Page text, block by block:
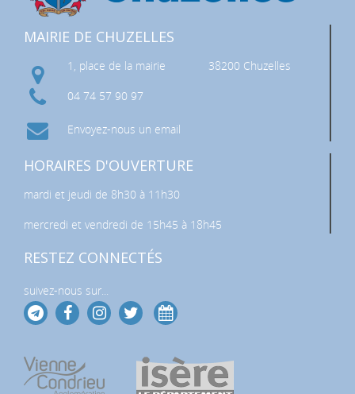
MAIRIE DE CHUZELLES
1, place de la mairie
38200 Chuzelles
04 74 57 90 97
Envoyez-nous un email
HORAIRES D'OUVERTURE
mardi et jeudi de 8h30 à 11h30
mercredi et vendredi de 15h45 à 18h45
RESTEZ CONNECTÉS
suivez-nous sur...